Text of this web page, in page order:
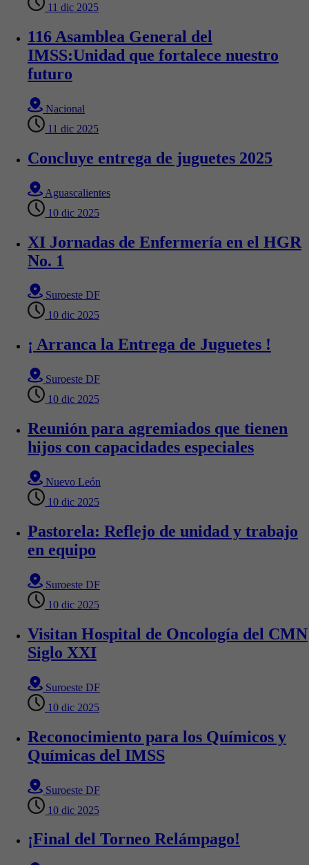
11 dic 2025
116 Asamblea General del
IMSS:Unidad que fortalece nuestro
futuro
Nacional
11 dic 2025
Concluye entrega de juguetes 2025
Aguascalientes
10 dic 2025
XI Jornadas de Enfermería en el HGR
No. 1
Suroeste DF
10 dic 2025
¡ Arranca la Entrega de Juguetes !
Suroeste DF
10 dic 2025
Reunión para agremiados que tienen
hijos con capacidades especiales
Nuevo León
10 dic 2025
Pastorela: Reflejo de unidad y trabajo
en equipo
Suroeste DF
10 dic 2025
Visitan Hospital de Oncología del CMN
Siglo XXI
Suroeste DF
10 dic 2025
Reconocimiento para los Químicos y
Químicas del IMSS
Suroeste DF
10 dic 2025
¡Final del Torneo Relámpago!